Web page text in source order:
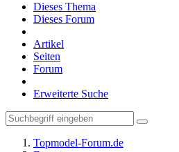
Dieses Thema
Dieses Forum
Artikel
Seiten
Forum
Erweiterte Suche
Topmodel-Forum.de